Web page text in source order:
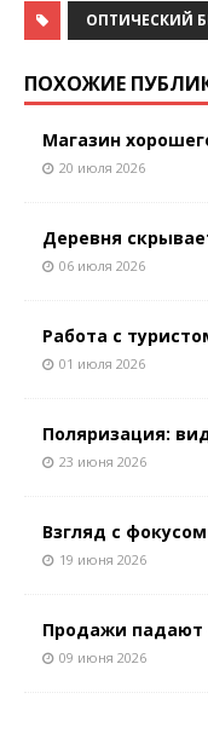
ОПТИЧЕСКИЙ
ПОХОЖИЕ
Магазин
20 июля 2026
Деревня
06 июля 2026
Работа с
01 июля 2026
Поляризация:
23 июня 2026
Взгляд с
19 июня 2026
Продажи падают
09 июня 2026